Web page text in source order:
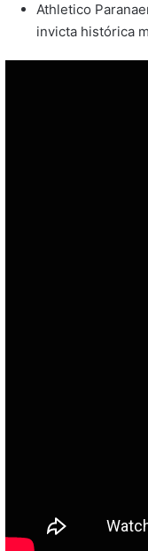
Athletico
invicta histórica